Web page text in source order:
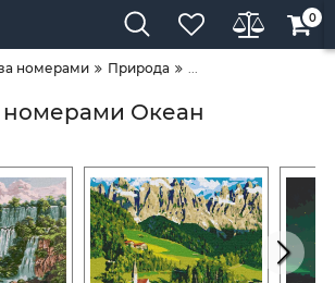
0
номерами Природа ...
номерами Океан